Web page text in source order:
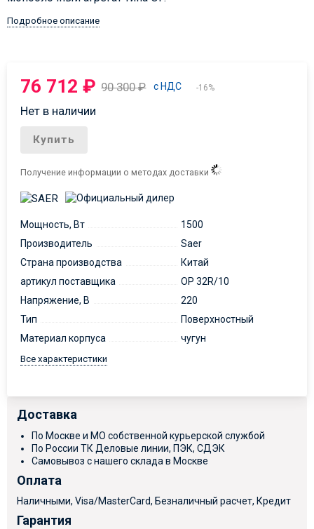
Подробное описание
76 712₽ 90 300₽ с НДС -16%
Нет в наличии
Купить
Получение информации о методах доставки
Мощность, Вт
1500
Производитель
Saer
Страна производства
Китай
артикул поставщика
OP 32R/10
Напряжение, В
220
Тип
Поверхностный
Материал корпуса
чугун
Все характеристики
Доставка
По Москве и МО собственной курьерской службой
По России ТК Деловые линии, ПЭК, СДЭК
Самовывоз с нашего склада в Москве
Оплата
Наличными, Visa/MasterCard, Безналичный расчет, Кредит
Гарантия